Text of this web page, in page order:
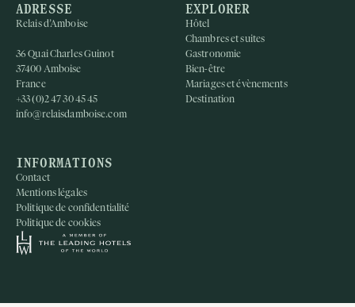
ADRESSE
Relais d’Amboise
36 Quai Charles Guinot
37400 Amboise
France
+33 (0)2 47 30 45 45
info@relaisdamboise.com
EXPLORER
Hôtel
Chambres et suites
Gastronomie
Bien-être
Mariages et évènements
Destination
INFORMATIONS
Contact
Mentions légales
Politique de confidentialité
Politique de cookies